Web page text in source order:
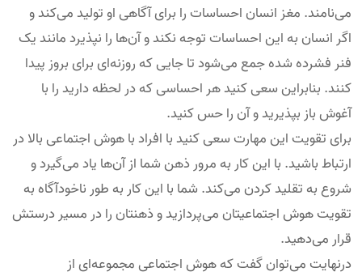
می‌نامند. مغز انسان احساسات را برای آگاهی او تولید می‌کند و
اگر انسان به این احساسات توجه نکند و آن‌ها را نپذیرد مانند یک
فنر فشرده شده جمع می‌شود تا جایی که روزنه‌ای برای بروز پیدا
کنند. بنابراین سعی کنید هر احساسی که در لحظه دارید را با
آغوش باز بپذیرید و آن را حس کنید.
برای تقویت این مهارت سعی کنید با افراد با هوش اجتماعی بالا در
ارتباط باشید. با این کار به مرور ذهن شما از آن‌ها یاد می‌گیرد و
شروع به تقلید کردن می‌کند. شما با این کار به طور ناخودآگاه به
تقویت هوش اجتماعیتان می‌پردازید و ذهنتان را در مسیر درستش
قرار می‌دهید.
درنهایت می‌توان گفت که هوش اجتماعی مجموعه‌ای از